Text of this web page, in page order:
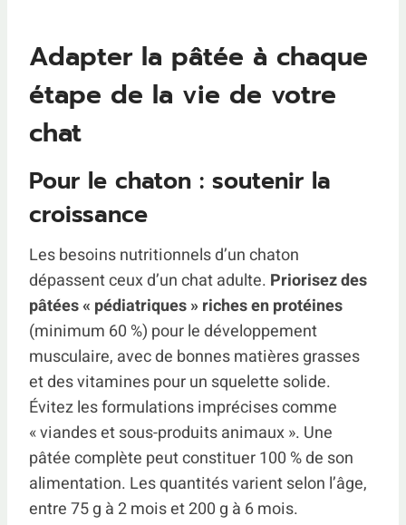
Adapter la pâtée à chaque
étape de la vie de votre
chat
Pour le chaton : soutenir la
croissance
Les besoins nutritionnels d’un chaton
dépassent ceux d’un chat adulte. Priorisez des
pâtées « pédiatriques » riches en protéines
(minimum 60 %) pour le développement
musculaire, avec de bonnes matières grasses
et des vitamines pour un squelette solide.
Évitez les formulations imprécises comme
« viandes et sous-produits animaux ». Une
pâtée complète peut constituer 100 % de son
alimentation. Les quantités varient selon l’âge,
entre 75 g à 2 mois et 200 g à 6 mois.